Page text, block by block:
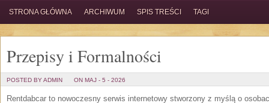
STRONA GŁÓWNA ARCHIWUM SPIS TREŚCI TAGI
Przepisy i Formalności
POSTED BY ADMIN ON MAJ - 5 - 2026
Rentdabcar to nowoczesny serwis internetowy stworzony z myślą o